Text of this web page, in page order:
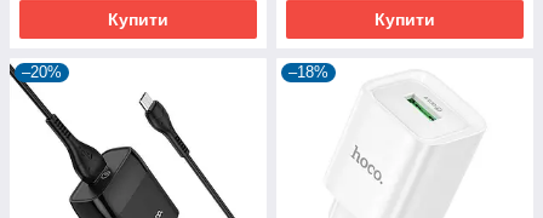
Купити Купити
–20% –18%